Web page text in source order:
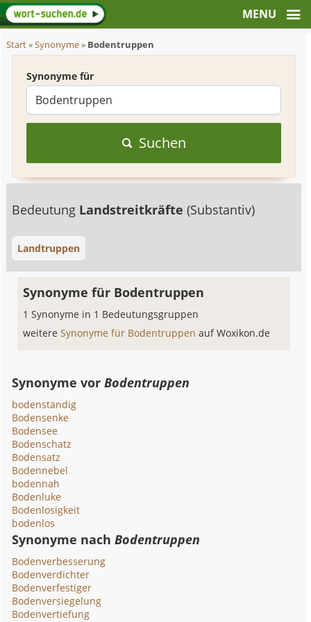
Start»Synonyme» Bodentruppen
Synonyme für
Suchen
Bedeutung Landstreitkräfte(Substantiv)
Landtruppen
Synonyme für Bodentruppen
1 Synonyme in 1 Bedeutungsgruppen
weitereSynonyme für Bodentruppenauf Woxikon.de
Synonyme vorBodentruppen
bodenständig
Bodensenke
Bodensee
Bodenschatz
Bodensatz
Bodennebel
bodennah
Bodenluke
Bodenlosigkeit
bodenlos
Synonyme nachBodentruppen
Bodenverbesserung
Bodenverdichter
Bodenverfestiger
Bodenversiegelung
Bodenvertiefung